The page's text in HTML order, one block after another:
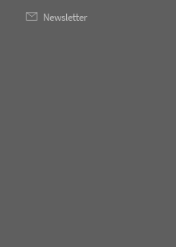
Newsletter